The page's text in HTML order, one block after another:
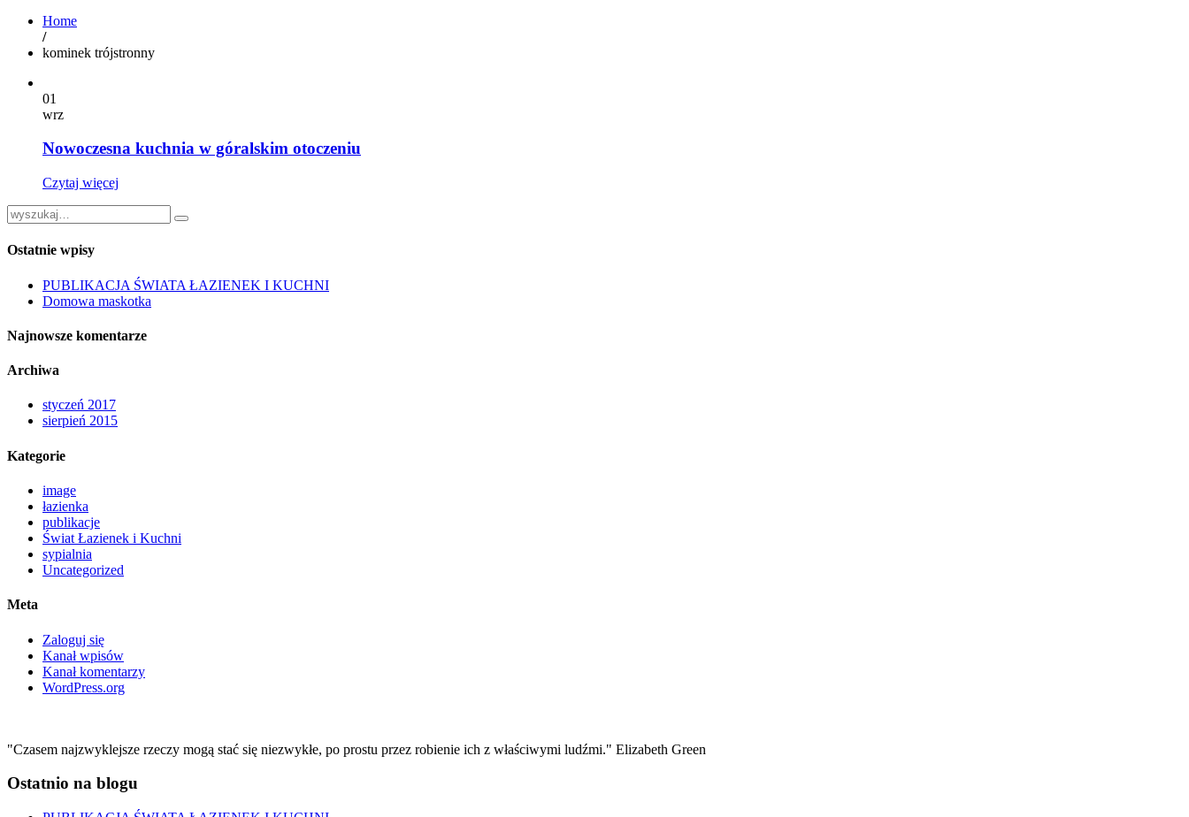
Home
/
kominek trójstronny
01
wrz
Nowoczesna kuchnia w góralskim otoczeniu
Czytaj więcej
Ostatnie wpisy
PUBLIKACJA ŚWIATA ŁAZIENEK I KUCHNI
Domowa maskotka
Najnowsze komentarze
Archiwa
styczeń 2017
sierpień 2015
Kategorie
image
łazienka
publikacje
Świat Łazienek i Kuchni
sypialnia
Uncategorized
Meta
Zaloguj się
Kanał wpisów
Kanał komentarzy
WordPress.org
"Czasem najzwyklejsze rzeczy mogą stać się niezwykłe, po prostu przez robienie ich z właściwymi ludźmi." Elizabeth Green
Ostatnio na blogu